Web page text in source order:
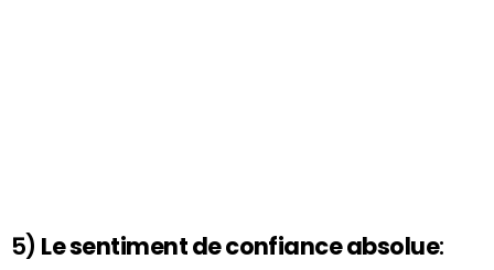
5) Le sentiment de confiance absolue: